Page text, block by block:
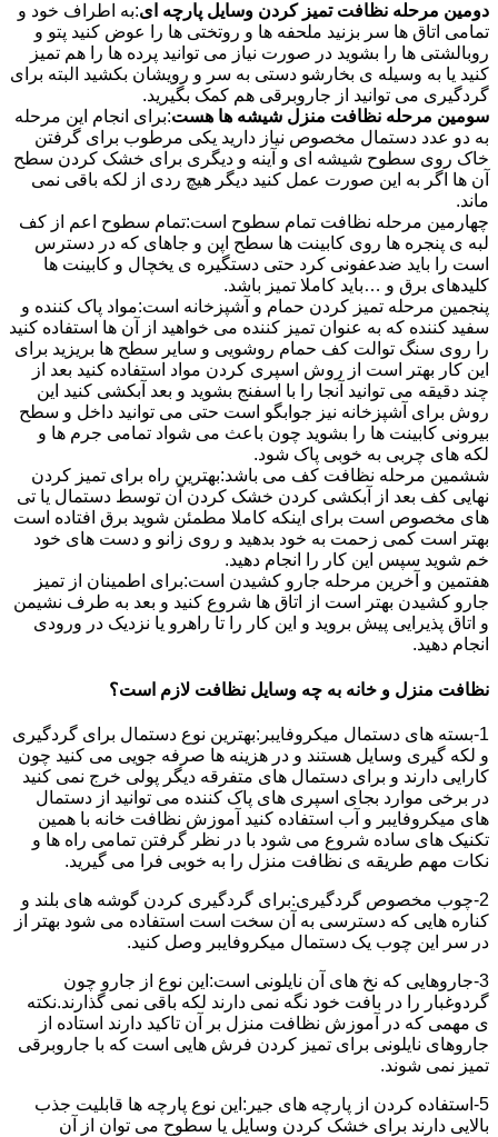
دومین مرحله نظافت تمیز کردن وسایل پارچه ای:به اطراف خود و
تمامی اتاق ها سر بزنید ملحفه ها و روتختی ها را عوض کنید پتو و
روبالشتی ها را بشوید در صورت نیاز می توانید پرده ها را هم تمیز
کنید یا به وسیله ی بخارشو دستی به سر و رویشان بکشید البته برای
گردگیری می توانید از جاروبرقی هم کمک بگیرید.
سومین مرحله نظافت منزل شیشه ها هست:برای انجام این مرحله
به دو عدد دستمال مخصوص نیاز دارید یکی مرطوب برای گرفتن
خاک روی سطوح شیشه ای و آینه و دیگری برای خشک کردن سطح
آن ها اگر به این صورت عمل کنید دیگر هیچ ردی از لکه باقی نمی
ماند.
چهارمین مرحله نظافت تمام سطوح است:تمام سطوح اعم از کف
لبه ی پنجره ها روی کابینت ها سطح اپن و جاهای که در دسترس
است را باید ضدعفونی کرد حتی دستگیره ی یخچال و کابینت ها
کلیدهای برق و …باید کاملا تمیز باشد.
پنجمین مرحله تمیز کردن حمام و آشپزخانه است:مواد پاک کننده و
سفید کننده که به عنوان تمیز کننده می خواهید از آن ها استفاده کنید
را روی سنگ توالت کف حمام روشویی و سایر سطح ها بریزید برای
این کار بهتر است از روش اسپری کردن مواد استفاده کنید بعد از
چند دقیقه می توانید آنجا را با اسفنج بشوید و بعد آبکشی کنید این
روش برای آشپزخانه نیز جوابگو است حتی می توانید داخل و سطح
بیرونی کابینت ها را بشوید چون باعث می شواد تمامی جرم ها و
لکه های چربی به خوبی پاک شود.
ششمین مرحله نظافت کف می باشد:بهترین راه برای تمیز کردن
نهایی کف بعد از آبکشی کردن خشک کردن آن توسط دستمال یا تی
های مخصوص است برای اینکه کاملا مطمئن شوید برق افتاده است
بهتر است کمی زحمت به خود بدهید و روی زانو و دست های خود
خم شوید سپس این کار را انجام دهید.
هفتمین و آخرین مرحله جارو کشیدن است:برای اطمینان از تمیز
جارو کشیدن بهتر است از اتاق ها شروع کنید و بعد به طرف نشیمن
و اتاق پذیرایی پیش بروید و این کار را تا راهرو یا نزدیک در ورودی
انجام دهید.
نظافت منزل و خانه به چه وسایل نظافت لازم است؟
1-بسته های دستمال میکروفایبر:بهترین نوع دستمال برای گردگیری
و لکه گیری وسایل هستند و در هزینه ها صرفه جویی می کنید چون
کارایی دارند و برای دستمال های متفرقه دیگر پولی خرج نمی کنید
در برخی موارد بجای اسپری های پاک کننده می توانید از دستمال
های میکروفایبر و آب استفاده کنید آموزش نظافت خانه با همین
تکنیک های ساده شروع می شود با در نظر گرفتن تمامی راه ها و
نکات مهم طریقه ی نظافت منزل را به خوبی فرا می گیرید.
2-چوب مخصوص گردگیری:برای گردگیری کردن گوشه های بلند و
کناره هایی که دسترسی به آن سخت است استفاده می شود بهتر از
در سر این چوب یک دستمال میکروفایبر وصل کنید.
3-جاروهایی که نخ های آن نایلونی است:این نوع از جارو چون
گردوغبار را در بافت خود نگه نمی دارند لکه باقی نمی گذارند.نکته
ی مهمی که در آموزش نظافت منزل بر آن تاکید دارند استاده از
جاروهای نایلونی برای تمیز کردن فرش هایی است که با جاروبرقی
تمیز نمی شوند.
5-استفاده کردن از پارچه های جیر:این نوع پارچه ها قابلیت جذب
بالایی دارند برای خشک کردن وسایل یا سطوح می توان از آن